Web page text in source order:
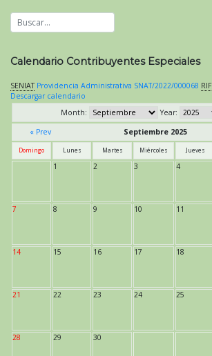
Calendario Contribuyentes Especiales
SENIAT Providencia Administrativa SNAT/2022/000068 RIF
Descargar calendario
Month:
Year:
« Prev
Septiembre 2025
Domingo Lunes Martes Miércoles Jueves
1 2 3 4
7 8 9 10 11
14 15 16 17 18
21 22 23 24 25
28 29 30